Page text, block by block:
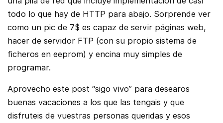
todo lo que hay de HTTP para abajo. Sorprende ver
como un pic de 7$ es capaz de servir páginas web,
hacer de servidor FTP (con su propio sistema de
ficheros en eeprom) y encina muy simples de
programar.
Aprovecho este post “sigo vivo” para desearos
buenas vacaciones a los que las tengais y que
disfruteis de vuestras personas queridas y esos